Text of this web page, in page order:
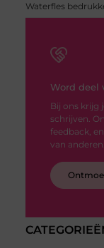
Waterfles
Word deel
Bij ons krijg
schrijven.
feedback,
van anderen.